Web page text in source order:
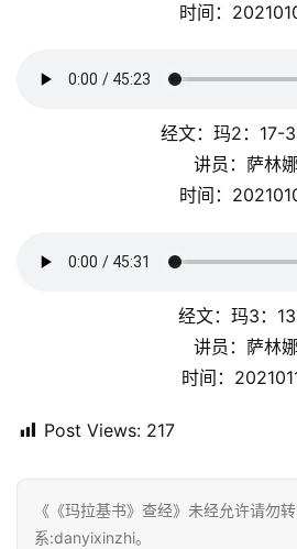
日
拜
时间：
经文：玛2：17-
讲员：萨林
时间：
经文：玛3：
讲员：萨林
时间：
Post Views: 217
《《玛拉基书》查经》未经允许请勿
系:danyixinzhi。